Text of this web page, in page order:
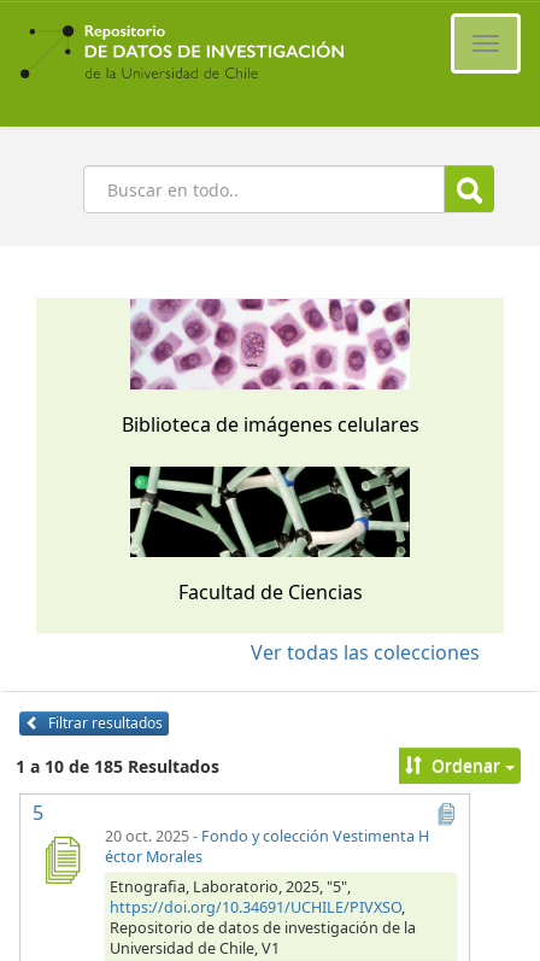
Ir
contenido
principal
Buscar
Biblioteca de imágenes celulares
Facultad de Ciencias
Ver todas las colecciones
Filtrar resultados
1 a 10 de 185 Resultados Ordenar
5
20 oct. 2025- Fondo y colección Vestimenta H
éctor Morales
Etnografia, Laboratorio, 2025, "5",
https://doi.org/10.34691/UCHILE/PIVXSO,
Repositorio de datos de investigación de la
Universidad de Chile, V1